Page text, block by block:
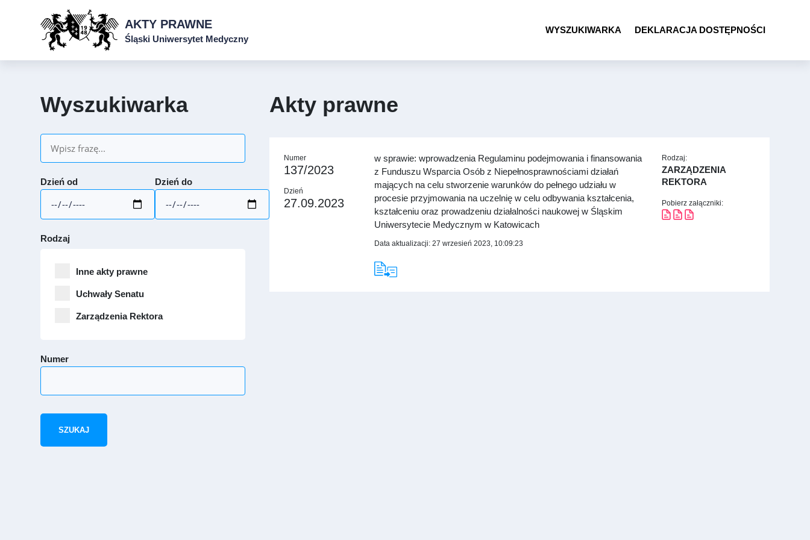
AKTY PRAWNE
Śląski Uniwersytet Medyczny
WYSZUKIWARKA DEKLARACJA DOSTĘPNOŚCI
Wyszukiwarka
Dzień od Dzień do
Rodzaj
Inne akty prawne
Uchwały Senatu
Zarządzenia Rektora
Numer
SZUKAJ
Akty prawne
Numer
137/2023
Dzień
27.09.2023
w sprawie: wprowadzenia Regulaminu podejmowania i finansowania
z Funduszu Wsparcia Osób z Niepełnosprawnościami działań
mających na celu stworzenie warunków do pełnego udziału w
procesie przyjmowania na uczelnię w celu odbywania kształcenia,
kształceniu oraz prowadzeniu działalności naukowej w Śląskim
Uniwersytecie Medycznym w Katowicach
Data aktualizacji: 27 wrzesień 2023, 10:09:23
Rodzaj:
ZARZĄDZENIA
REKTORA
Pobierz załączniki: